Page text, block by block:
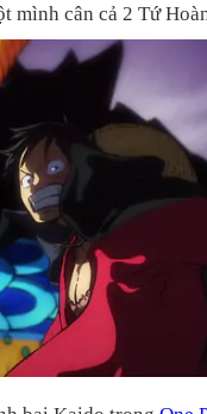
mình cân cả 2 Tứ